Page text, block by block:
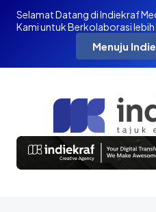
Selamat Datang di Indiekraf
Kami untuk Berkolaborasi lebih
Menuju